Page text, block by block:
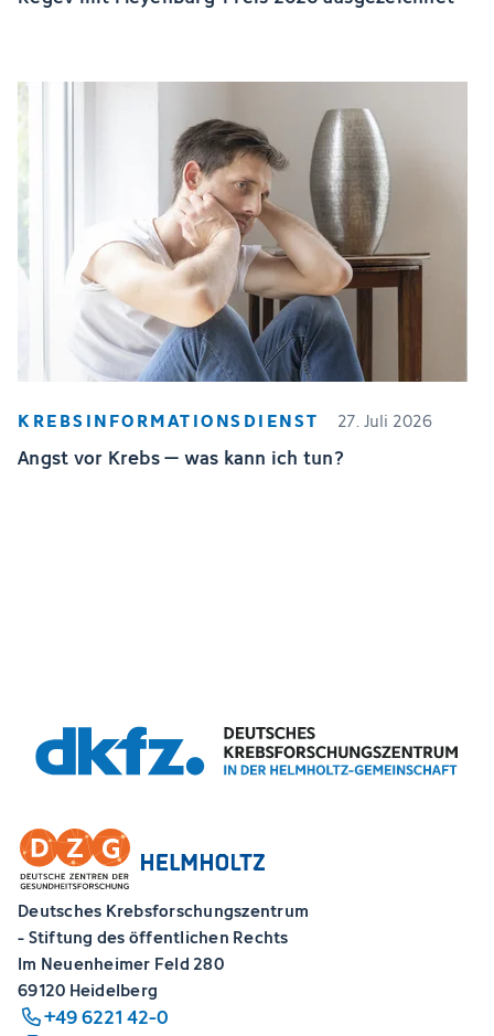
KREBSINFORMATIONSDIENST 27. Juli 2026
Angst vor Krebs – was kann ich tun?
Deutsches Krebsforschungszentrum
- Stiftung des öffentlichen Rechts
Im Neuenheimer Feld 280
69120 Heidelberg
+49 6221 42-0